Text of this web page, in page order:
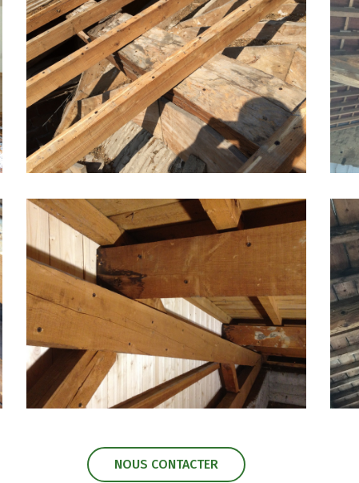
NOUS CONTACTER